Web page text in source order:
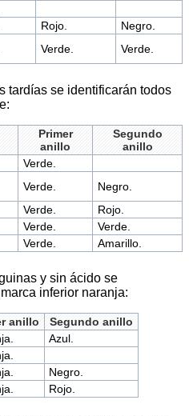
Rojo.
Negro.
Verde. Verde.
tardías se identificarán todos
Primer
anillo
Segundo
anillo
Verde.
Verde.
Negro.
Verde.
Rojo.
Verde.
Verde.
Verde. Amarillo.
y sin ácido se
inferior naranja:
anillo
Segundo anillo
Azul.
Negro.
Rojo.